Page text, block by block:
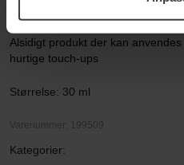
Alsidigt produkt der kan
hurtige touch-ups
Størrelse: 30 ml
Varenummer: 199509
Kategorier: